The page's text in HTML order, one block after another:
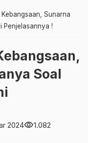
Sunarna
Penjelasannya !
Soal
2024visibility1.082